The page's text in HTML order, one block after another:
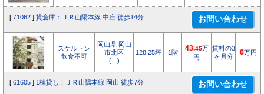
[ 71062 ] 貸倉庫：ＪＲ山陽本線 中庄 徒歩14分
スケルトン
飲食不可
岡山県 岡山
市北区
( - )
128.25坪 1階
43.45万
円
賃料の3
ヶ月分
0万円
[ 61605 ] 1棟貸し：ＪＲ山陽本線 岡山 徒歩7分